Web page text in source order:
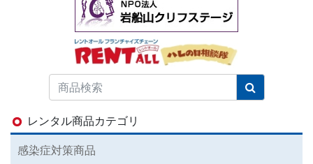
レンタル商品カテゴリ
感染症対策商品